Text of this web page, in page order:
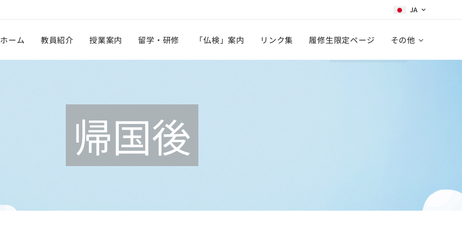
JA
ホーム 教員紹介 授業案内 留学・研修 「仏検」案内 リンク集 履修生限定ページ その他
帰国後